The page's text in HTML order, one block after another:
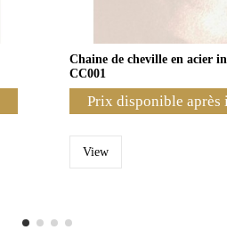
Chaine de cheville en acier
CC001
Prix disponible après
View